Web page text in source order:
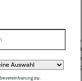
30% gespartRabatt
zu.